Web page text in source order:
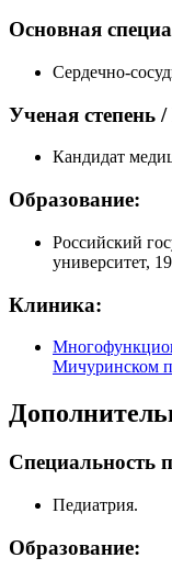
Основная
Сердечно-
Ученая степень
Кандидат
Образование:
Российский
университет,
Клиника:
Мичуринском
Специальность
Педиатрия.
Образование: